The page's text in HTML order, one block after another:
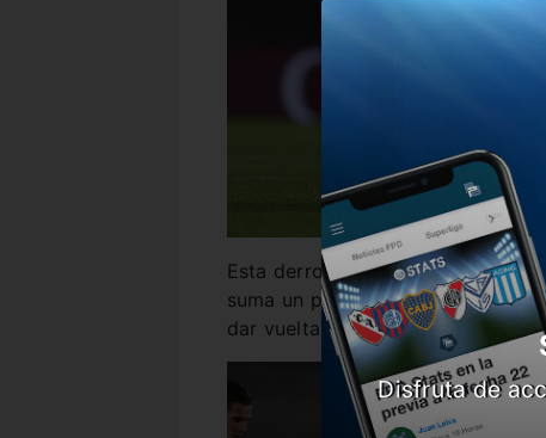
Esta derrota no solo lo complicó
suma un partido más a una
dar vuelta un resultado si
Disfruta de